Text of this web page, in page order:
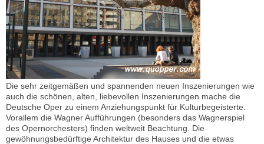
Die sehr zeitgemäßen und spannenden neuen Inszenierungen wie
auch die schönen, alten, liebevollen Inszenierungen mache die
Deutsche Oper zu einem Anziehungspunkt für Kulturbegeisterte.
Vorallem die Wagner Aufführungen (besonders das Wagnerspiel
des Opernorchesters) finden weltweit Beachtung. Die
gewöhnungsbedürftige Architektur des Hauses und die etwas